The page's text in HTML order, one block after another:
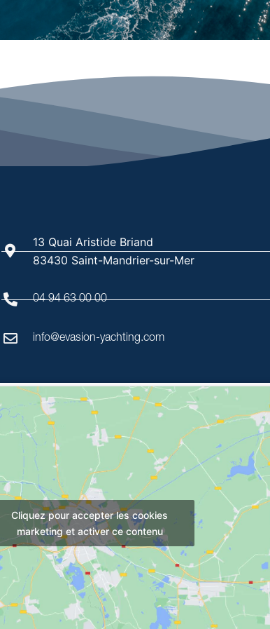
13 Quai Aristide Briand
83430 Saint-Mandrier-sur-Mer
04 94 63 00 00
info@evasion-yachting.com
Cliquez pour accepter les cookies
marketing et activer ce contenu